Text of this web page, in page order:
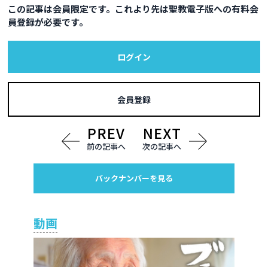
この記事は会員限定です。これより先は聖教電子版への有料会
員登録が必要です。
ログイン
会員登録
前の記事へ 次の記事へ
バックナンバーを見る
動画